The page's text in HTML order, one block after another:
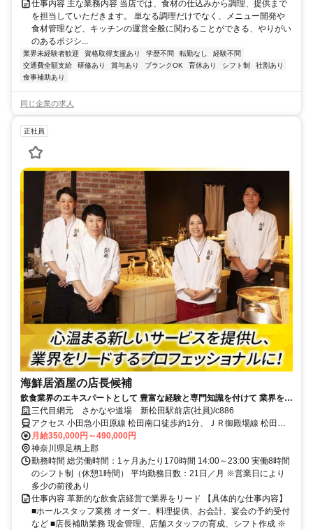
仕事内容 主な業務内容 当店では、食材の仕込みから調理、提供まで
を担当していただきます。 単なる調理だけでなく、メニュー開発や
食材管理など、キッチンの運営全般に関わることができる、やりがい
のあるポジシ...
業界未経験者歓迎 資格取得支援あり 学歴不問 転勤なし
経験不問
交通費全額支給
研修あり 賞与あり ブランクOK 育休あり シフト制
社割あり
食事補助あり
同じ企業の求人
正社員
海鮮居酒屋の店長候補
飲食業界のエキスパートとして 豊富な経験と専門知識を付けて 業界をリ
ードしていきましょう。
三代目網元 さかなや道場 新松田駅前店(社員)/c886
アクセス 小田急小田原線 松田南口徒歩約1分、ＪＲ御殿場線 松田南
口徒歩約1分、小田急小田原線 新松田北口徒歩約1分
月給350,000円～490,000円
神奈川県足柄上郡
勤務時間 総労働時間：1ヶ月あたり170時間 14:00～23:00 実働8時間
のシフト制（休憩1時間） 平均勤務日数：21日／月 ※営業日により
多少の前後あり
仕事内容 革新的な飲食店経営で業界をリード 【具体的な仕事内容】
■ホールスタッフ業務 オーダー、料理提供、お会計、宴会の予約受付
など ■店長補助業務 現金管理、店舗スタッフの育成、シフト作成 ※